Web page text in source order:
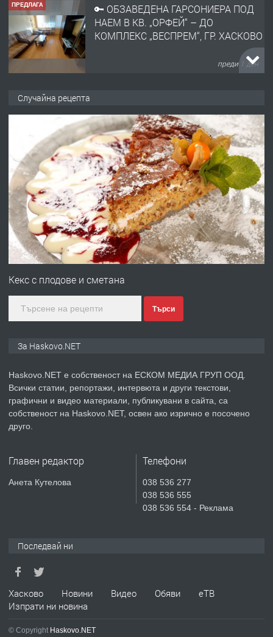
ПРЕДЛАГА
🔑 ОБЗАВЕДЕНА ГАРСОНИЕРА ПОД
НАЕМ В КВ. „ОРФЕЙ“ – ДО
КОМПЛЕКС „ВЕСПРЕМ“, ГР. ХАСКОВО
преди 1 ден
АПАРТАМЕНТ В ЦЕНТЪРА НА ГР.
ХАСКОВО
преди 2 дни
ПРЕДЛАГА Давам гараж под наем
преди 2 дни
ПРЕДЛАГА
№4120 Магазин/Офис под наем в кв.
градската градина!
преди 3 дни
ПРЕДЛАГА
Продавам парцел в гр. Хасково кв.
СГЛОБЯВАНЕ НА МЕБЕЛИ.
апартамент под наем в кв.
Случайна рецепта
Кекс с плодове и сметана
Търси
За Haskovo.NET
Haskovo.NET е собственост на ЕСКОМ МЕДИА ГРУП ООД.
Всички статии, репортажи, интервюта и други текстови,
графични и видео материали, публикувани в сайта, са
собственост на Haskovo.NET, освен ако изрично е посочено
друго.
Главен редактор
Анета Кутелова
Телефони
038 536 277
038 536 555
038 536 554 - Реклама
Последвай ни
Хасково Новини Видео Обяви
еТВ
Изпрати ни новина
© Copyright Haskovo.NET